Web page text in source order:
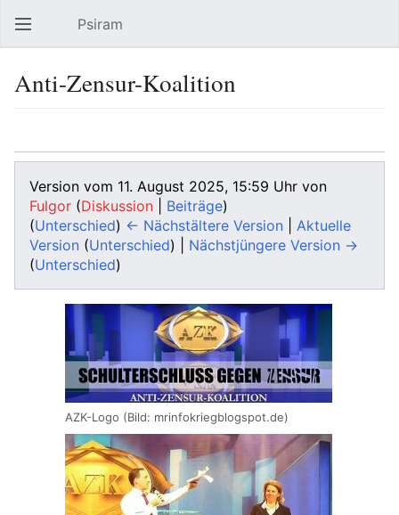
Hauptmenü öffnen Psiram
Anti-Zensur-Koalition
Version vom 11. August 2025, 15:59 Uhr von
Fulgor (Diskussion Beiträge)
(Unterschied) ← Nächstältere Version
Aktuelle
Version (Unterschied) | Nächstjüngere Version →
(Unterschied)
AZK-Logo (Bild: mrinfokriegblogspot.de)